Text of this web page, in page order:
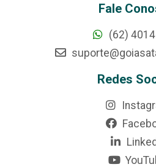
Fale
(62)
Redes